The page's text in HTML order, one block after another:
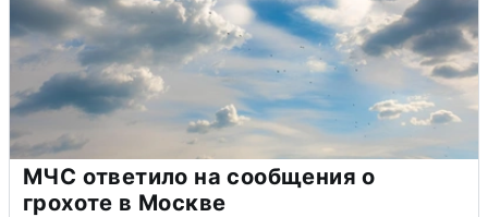
МЧС ответило на сообщения о
грохоте в Москве